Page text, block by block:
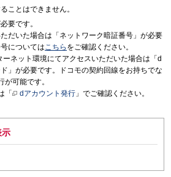
ことはできません。
要です。
だいた場合は「ネットワーク暗証番号」が必要
についてはこちら をご確認ください。
ネット環境にてアクセスいただいた場合は「d
」が必要です。ドコモの契約回線をお持ちでな
可能です。
「
dアカウント発行 」でご確認ください。
示